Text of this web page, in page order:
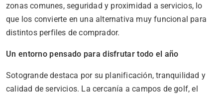
zonas comunes, seguridad y proximidad a servicios, lo
que los convierte en una alternativa muy funcional para
distintos perfiles de comprador.
Un entorno pensado para disfrutar todo el año
Sotogrande destaca por su planificación, tranquilidad y
calidad de servicios. La cercanía a campos de golf, el